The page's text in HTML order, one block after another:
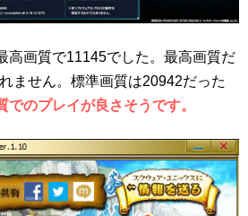
高画質で11145でした。最高画質だ
ません。標準画質は20942だった
でのプレイが良さそうです。